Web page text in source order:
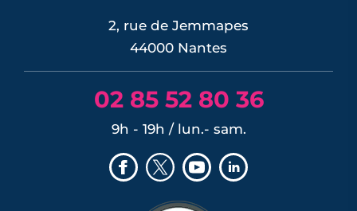
2, rue de Jemmapes
44000 Nantes
02 85 52 80 36
9h - 19h / lun.- sam.